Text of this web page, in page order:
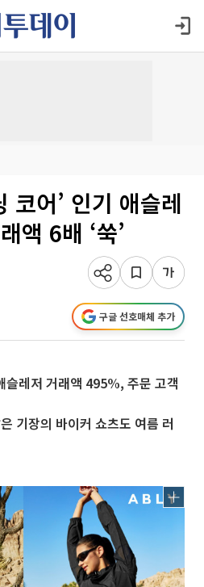
코어’ 인기 애슬레
액 6배 ‘쑥’
구글 선호매체 추가
슬레저 거래액 495%, 주문 고객
기장의 바이커 쇼츠도 여름 러